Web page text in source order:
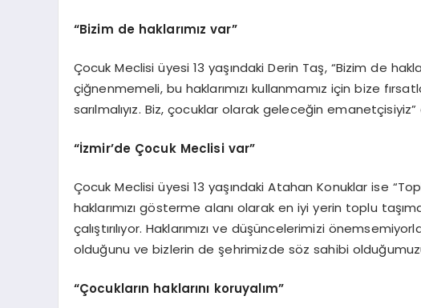
“Bizim de haklarımız var”
Çocuk Meclisi üyesi 13 yaşındaki Derin Taş, “Bizim de
çiğnenmemeli, bu haklarımızı kullanmamız için bize
sarılmalıyız. Biz, çocuklar olarak geleceğin
“İzmir’de Çocuk Meclisi var”
Çocuk Meclisi üyesi 13 yaşındaki Atahan Konuklar ise
haklarımızı gösterme alanı olarak en iyi yerin toplu
çalıştırılıyor. Haklarımızı ve düşüncelerimizi
olduğunu ve bizlerin de şehrimizde söz sahibi
“Çocukların haklarını koruyalım”